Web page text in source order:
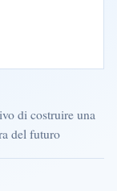
di costruire una
del futuro